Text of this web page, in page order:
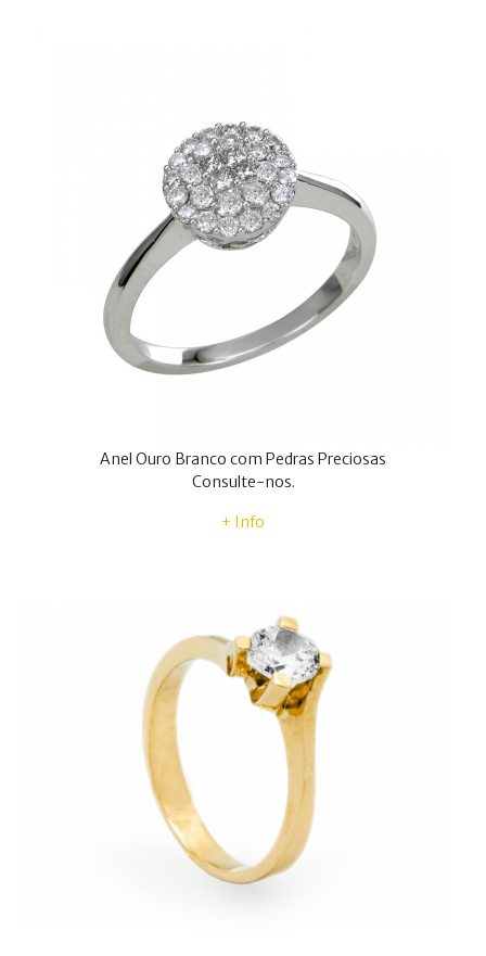
Anel Ouro Branco com Pedras Preciosas
Consulte-nos.
+ Info